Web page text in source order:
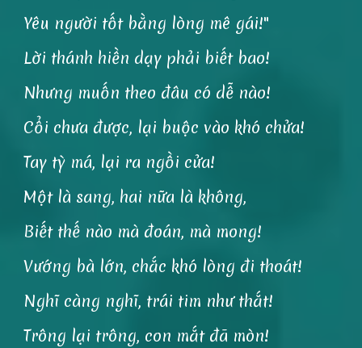
Yêu người tốt bằng lòng mê gái!"
Lời thánh hiền dạy phải biết bao!
Nhưng muốn theo đâu có dễ nào!
Cổi chưa được, lại buộc vào khó chửa!
Tay tỳ má, lại ra ngồi cửa!
Một là sang, hai nữa là không,
Biết thế nào mà đoán, mà mong!
Vướng bà lớn, chắc khó lòng đi thoát!
Nghĩ càng nghĩ, trái tim như thắt!
Trông lại trông, con mắt đã mòn!